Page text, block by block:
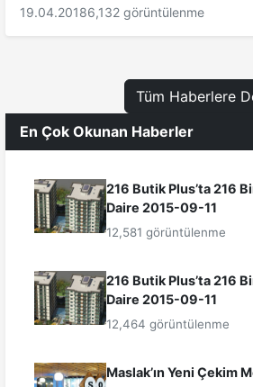
19.04.20186,132 görüntülenme
Tüm Haberlere
En Çok Okunan Haberler
216 Butik Plus’ta 216
Daire 2015-09-11
12,581 görüntülenme
216 Butik Plus’ta 216
Daire 2015-09-11
12,464 görüntülenme
Maslak’ın Yeni Çekim